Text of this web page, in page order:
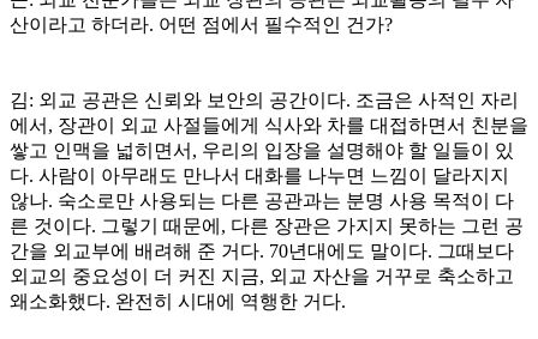
산이라고 하더라. 어떤 점에서 필수적인 건가?
김: 외교 공관은 신뢰와 보안의 공간이다. 조금은 사적인 자리
에서, 장관이 외교 사절들에게 식사와 차를 대접하면서 친분을
쌓고 인맥을 넓히면서, 우리의 입장을 설명해야 할 일들이 있
다. 사람이 아무래도 만나서 대화를 나누면 느낌이 달라지지
않나. 숙소로만 사용되는 다른 공관과는 분명 사용 목적이 다
른 것이다. 그렇기 때문에, 다른 장관은 가지지 못하는 그런 공
간을 외교부에 배려해 준 거다. 70년대에도 말이다. 그때보다
외교의 중요성이 더 커진 지금, 외교 자산을 거꾸로 축소하고
왜소화했다. 완전히 시대에 역행한 거다.